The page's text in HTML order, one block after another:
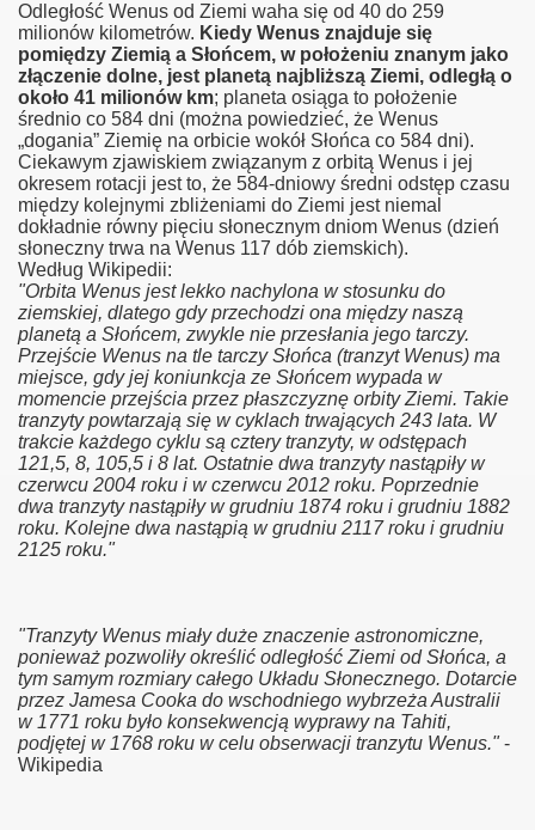
Odległość Wenus od Ziemi waha się od 40 do 259
milionów kilometrów. Kiedy Wenus znajduje się
pomiędzy Ziemią a Słońcem, w położeniu znanym jako
złączenie dolne, jest planetą najbliższą Ziemi, odległą o
około 41 milionów km; planeta osiąga to położenie
średnio co 584 dni (można powiedzieć, że Wenus
„dogania” Ziemię na orbicie wokół Słońca co 584 dni).
Ciekawym zjawiskiem związanym z orbitą Wenus i jej
okresem rotacji jest to, że 584-dniowy średni odstęp czasu
między kolejnymi zbliżeniami do Ziemi jest niemal
dokładnie równy pięciu słonecznym dniom Wenus (dzień
słoneczny trwa na Wenus 117 dób ziemskich).
Według Wikipedii:
"Orbita Wenus jest lekko nachylona w stosunku do
ziemskiej, dlatego gdy przechodzi ona między naszą
planetą a Słońcem, zwykle nie przesłania jego tarczy.
Przejście Wenus na tle tarczy Słońca (tranzyt Wenus) ma
miejsce, gdy jej koniunkcja ze Słońcem wypada w
momencie przejścia przez płaszczyznę orbity Ziemi. Takie
tranzyty powtarzają się w cyklach trwających 243 lata. W
trakcie każdego cyklu są cztery tranzyty, w odstępach
121,5, 8, 105,5 i 8 lat. Ostatnie dwa tranzyty nastąpiły w
czerwcu 2004 roku i w czerwcu 2012 roku. Poprzednie
dwa tranzyty nastąpiły w grudniu 1874 roku i grudniu 1882
roku. Kolejne dwa nastąpią w grudniu 2117 roku i grudniu
2125 roku."
"Tranzyty Wenus miały duże znaczenie astronomiczne,
ponieważ pozwoliły określić odległość Ziemi od Słońca, a
tym samym rozmiary całego Układu Słonecznego. Dotarcie
przez Jamesa Cooka do wschodniego wybrzeża Australii
w 1771 roku było konsekwencją wyprawy na Tahiti,
podjętej w 1768 roku w celu obserwacji tranzytu Wenus."-
Wikipedia